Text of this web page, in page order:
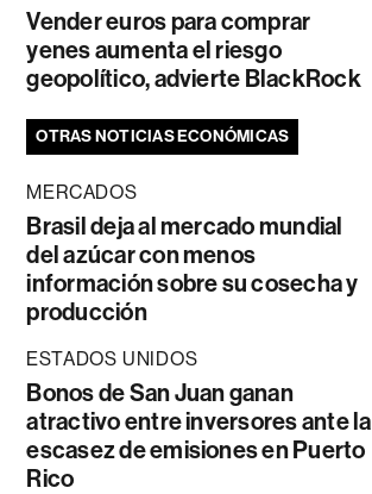
Vender euros para comprar
yenes aumenta el riesgo
geopolítico, advierte BlackRock
OTRAS NOTICIAS ECONÓMICAS
MERCADOS
Brasil deja al mercado mundial
del azúcar con menos
información sobre su cosecha y
producción
ESTADOS UNIDOS
Bonos de San Juan ganan
atractivo entre inversores ante la
escasez de emisiones en Puerto
Rico